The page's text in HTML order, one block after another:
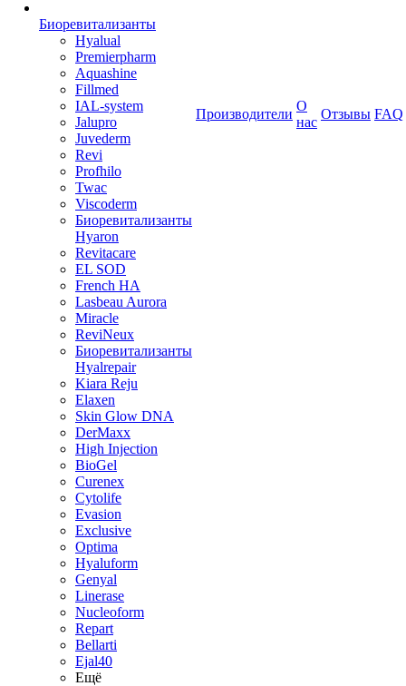
Биоревитализанты
Hyalual
Premierpharm
Aquashine
Fillmed
IAL-system
Jalupro
Juvederm
Revi
Profhilo
Twac
Viscoderm
Биоревитализанты
Hyaron
Revitacare
EL SOD
French HA
Lasbeau Aurora
Miracle
ReviNeux
Биоревитализанты
Hyalrepair
Kiara Reju
Elaxen
Skin Glow DNA
DerMaxx
High Injection
BioGel
Curenex
Cytolife
Evasion
Exclusive
Optima
Hyaluform
Genyal
Linerase
Nucleoform
Repart
Bellarti
Ejal40
Ещё
Производители
О
нас
Отзывы FAQ